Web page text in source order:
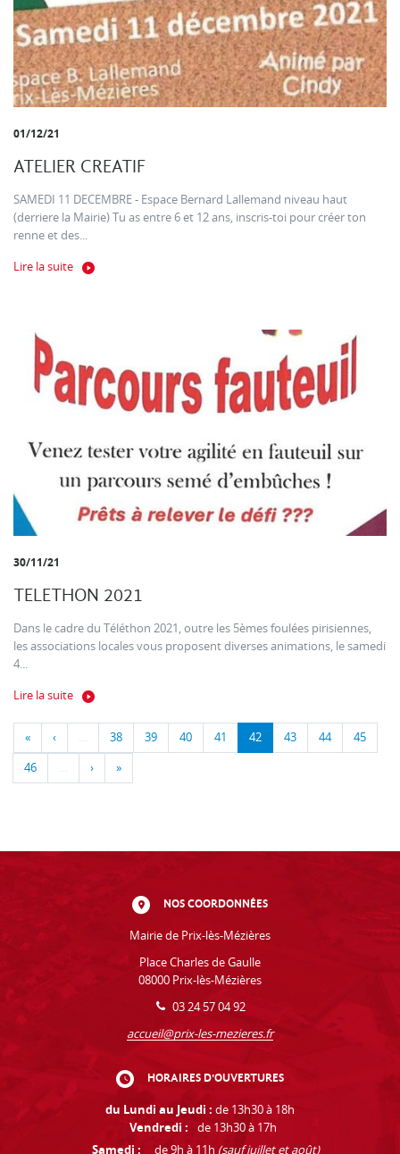
01/12/21
ATELIER CREATIF
SAMEDI 11 DECEMBRE - Espace Bernard Lallemand niveau haut
(derriere la Mairie) Tu as entre 6 et 12 ans, inscris-toi pour créer ton
renne et des...
Lire la suite
30/11/21
TELETHON 2021
Dans le cadre du Téléthon 2021, outre les 5èmes foulées pirisiennes,
les associations locales vous proposent diverses animations, le samedi
4...
Lire la suite
« ‹ … 38 39 40 41 42 43 44 45
46 … › »
NOS COORDONNÉES
Mairie de Prix-lès-Mézières
Place Charles de Gaulle
08000 Prix-lès-Mézières
03 24 57 04 92
accueil@prix-les-mezieres.fr
HORAIRES D'OUVERTURES
du Lundi au Jeudi : de 13h30 à 18h
Vendredi :
de 13h30 à 17h
Samedi :
de 9h à 11h (sauf juillet et août)